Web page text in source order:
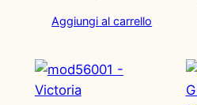
Aggiungi al carrello